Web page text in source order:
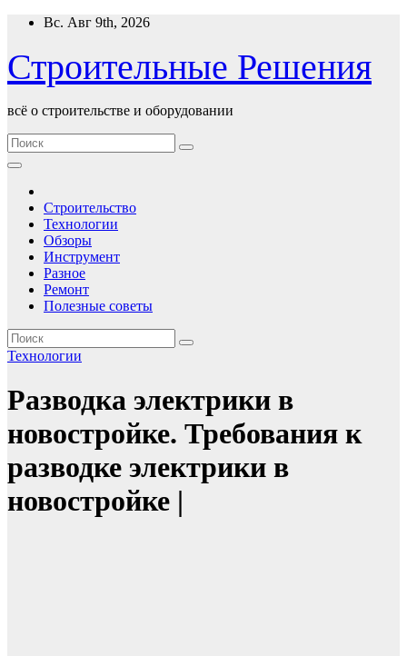
Перейти
содержимому
Вс. Авг 9th, 2026
Строительные Решения
всё о строительстве и оборудовании
Строительство
Технологии
Обзоры
Инструмент
Разное
Ремонт
Полезные советы
Технологии
Разводка электрики в
новостройке. Требования к
разводке электрики в
новостройке |